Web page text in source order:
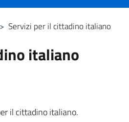
> Servizi per il cittadino italiano
italiano
il cittadino italiano.